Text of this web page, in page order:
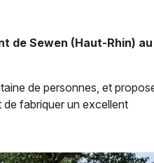
de Sewen (Haut-Rhin) au
de personnes, et
fabriquer un excellent